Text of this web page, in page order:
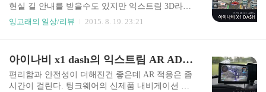
도 있으니 말이다. 그런데 이걸로 게임이 될까? 네
이버 앱스토어 앱스토어에서 앱을 받기 전에 한 가
지 알아 둘 점은 "내비게이션 환경에서는 일부 앱
알고 있는 구글 플레이스토어가 아니라 네이버 앱
스토어를 실행시..
현실 길 안내를 받을수도 있지만 익스트림 3D라는
기존의 3D 지도 길안내를 받을수도 있는 제품이다.
가 아닌데도 AR카메라에서 받는 정보를 통해서 차
량운전에 보움이 되는 ADAS 정보가 함께 표시된
다는 점이다. 익스트림 3D 요모조모 증강현실과 익
잉고래의 일상/리뷰 2015. 8. 19. 23:21
아이나비 x1 dash의 익스트림 AR ADAS 사용후기
편리함과 안전성이 더해진건 좋은데 AR 적응은 좀
시간이 걸린다. 팅크웨어의 신제품 내비게이션 아